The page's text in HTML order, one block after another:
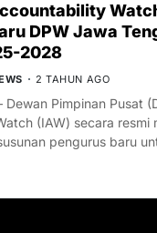
DPW Jawa
2028
2 TAHUN AGO
Dewan Pimpinan Pusat
(IAW) secara resmi
pengurus baru